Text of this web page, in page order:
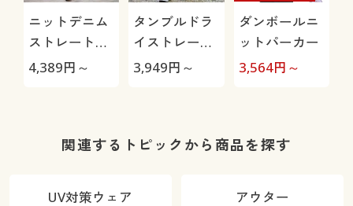
ニットデニム
ストレートパ
ンツ(スマート
わらか・選べ
4,389円～
タンブルドラ
イストレート
パンツ(ストレ
カット・静電
3,949円～
ダンボールニ
ットパーカー
3,564円～
関連するトピックから商品を探す
UV対策ウェア アウター